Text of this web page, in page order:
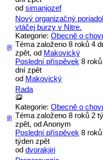
od simanjozef
Nový organizačný
vtáčej burzy v Nitre.
Kategorie: Obecně o
Téma založeno 8 roků 4
zpět, od Makovický
Poslední příspěvek 8
dní zpět
od Makovický
Rada
Kategorie: Obecně o
Téma založeno 8 roků 2
zpět, odAnonym
Poslední příspěvek 8 roků
týden zpět
od dvorakjiri